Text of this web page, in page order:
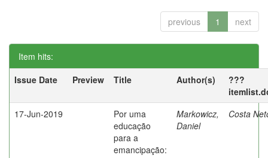
previous 1 next
Item hits:
Issue Date
Preview Title Author(s)
???
17-Jun-2019
Por uma
educação
para a
emancipação:
Markowicz,
Daniel
Costa